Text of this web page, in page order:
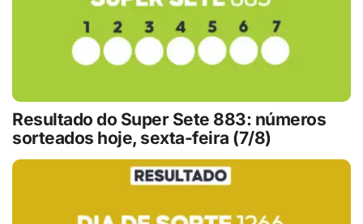
Resultado do Super Sete 883: números
sorteados hoje, sexta-feira (7/8)